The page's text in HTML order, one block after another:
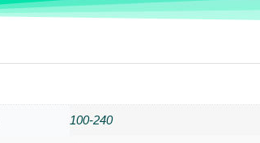
100-240